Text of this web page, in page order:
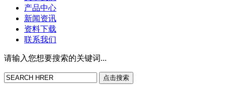
产品中心
新闻资讯
资料下载
联系我们
请输入您想要搜索的关键词...
点击搜索